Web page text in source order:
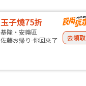
玉子燒75折
基隆・安樂區
佐藤お帰り-你回來了
去領取